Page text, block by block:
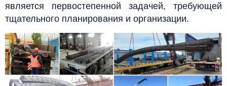
является первостепенной задачей, требующей
тщательного планирования и организации.